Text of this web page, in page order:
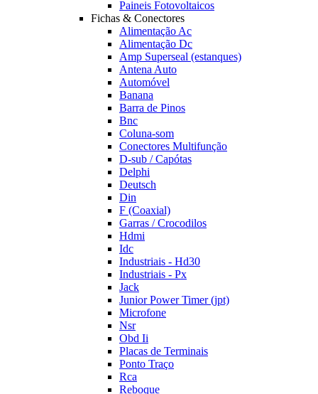
Paineis Fotovoltaicos
Fichas & Conectores
Alimentação Ac
Alimentação Dc
Amp Superseal (estanques)
Antena Auto
Automóvel
Banana
Barra de Pinos
Bnc
Coluna-som
Conectores Multifunção
D-sub / Capótas
Delphi
Deutsch
Din
F (Coaxial)
Garras / Crocodilos
Hdmi
Idc
Industriais - Hd30
Industriais - Px
Jack
Junior Power Timer (jpt)
Microfone
Nsr
Obd Ii
Placas de Terminais
Ponto Traço
Rca
Reboque